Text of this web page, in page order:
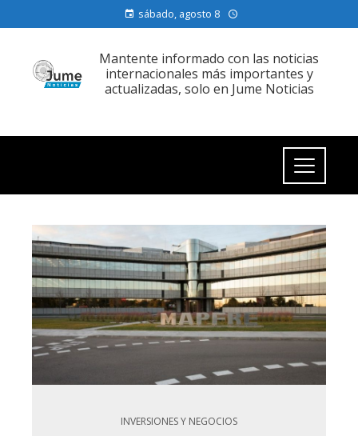
sábado, agosto 8
Mantente informado con las noticias
internacionales más importantes y
actualizadas, solo en Jume Noticias
INVERSIONES Y NEGOCIOS